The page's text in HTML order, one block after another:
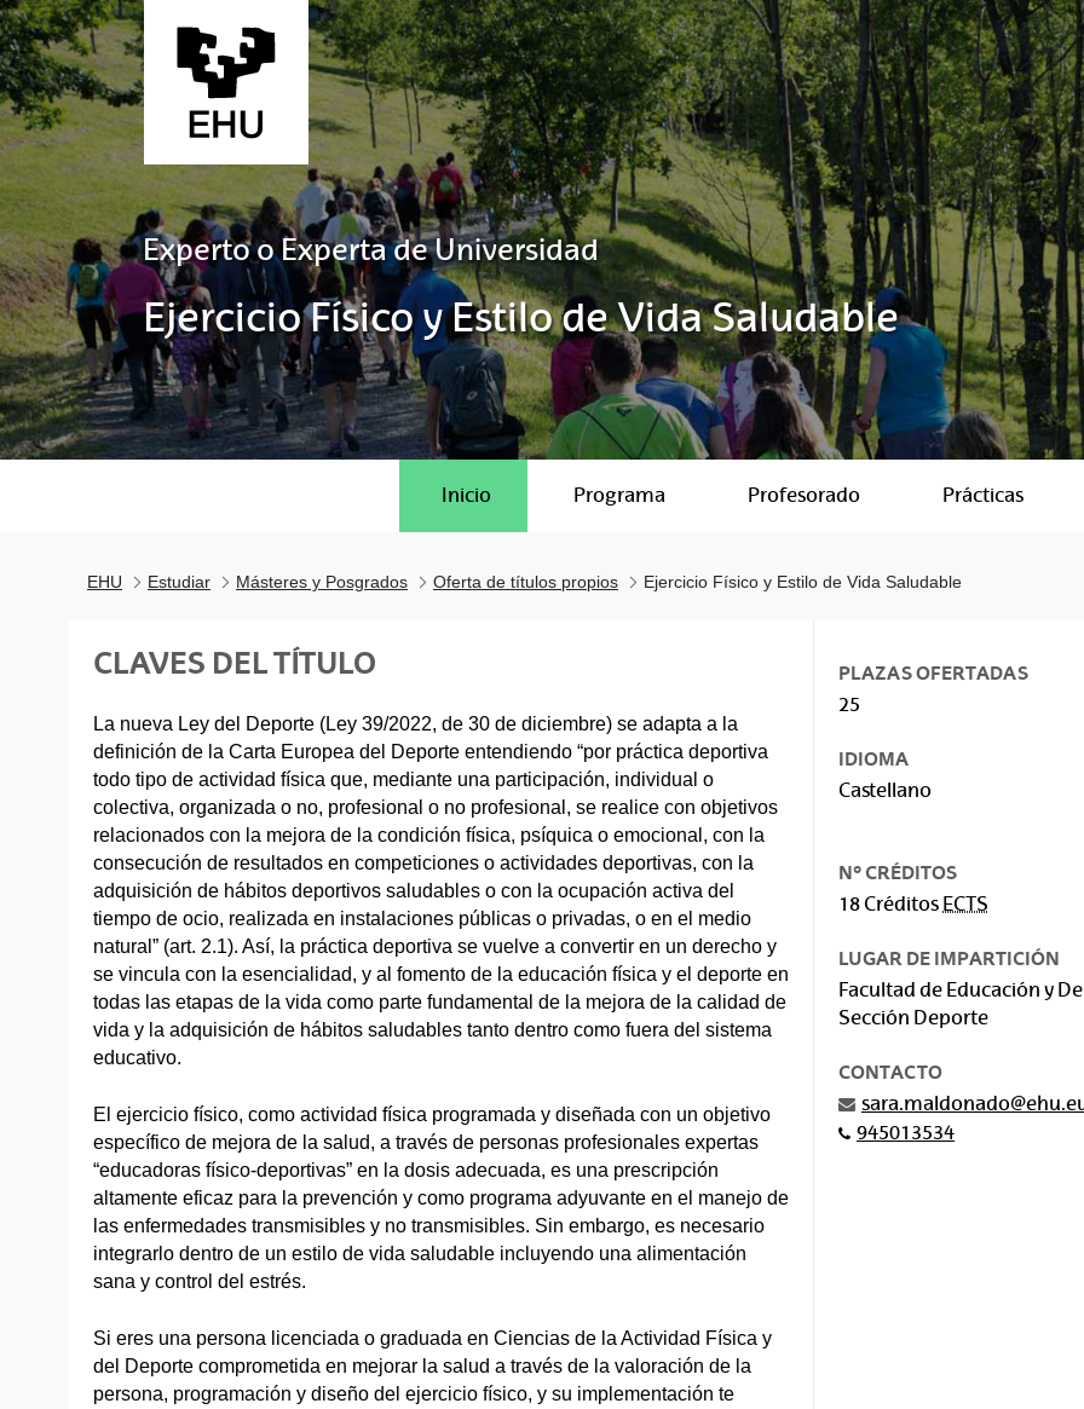
Saltar al contenido principal
Experto o Experta de Universidad
Ejercicio Físico y Estilo de Vida Saludable
Inicio Programa Profesorado Prácticas
EHU Estudiar Másteres y Posgrados Oferta de títulos propios Ejercicio Físico y Estilo de Vida Saludable
CLAVES DEL TÍTULO
La nueva Ley del Deporte (Ley 39/2022, de 30 de diciembre) se adapta a la
definición de la Carta Europea del Deporte entendiendo “por práctica deportiva
todo tipo de actividad física que, mediante una participación, individual o
colectiva, organizada o no, profesional o no profesional, se realice con objetivos
relacionados con la mejora de la condición física, psíquica o emocional, con la
consecución de resultados en competiciones o actividades deportivas, con la
adquisición de hábitos deportivos saludables o con la ocupación activa del
tiempo de ocio, realizada en instalaciones públicas o privadas, o en el medio
natural” (art. 2.1). Así, la práctica deportiva se vuelve a convertir en un derecho y
se vincula con la esencialidad, y al fomento de la educación física y el deporte en
todas las etapas de la vida como parte fundamental de la mejora de la calidad de
vida y la adquisición de hábitos saludables tanto dentro como fuera del sistema
educativo.
El ejercicio físico, como actividad física programada y diseñada con un objetivo
específico de mejora de la salud, a través de personas profesionales expertas
“educadoras físico-deportivas” en la dosis adecuada, es una prescripción
altamente eficaz para la prevención y como programa adyuvante en el manejo de
las enfermedades transmisibles y no transmisibles. Sin embargo, es necesario
integrarlo dentro de un estilo de vida saludable incluyendo una alimentación
sana y control del estrés.
Si eres una persona licenciada o graduada en Ciencias de la Actividad Física y
del Deporte comprometida en mejorar la salud a través de la valoración de la
persona, programación y diseño del ejercicio físico, y su implementación te
PLAZAS OFERTADAS
25
IDIOMA
Castellano
Nº CRÉDITOS
18 Créditos ECTS
LUGAR DE IMPARTICIÓN
Facultad de Educación y
Sección Deporte
CONTACTO
945013534